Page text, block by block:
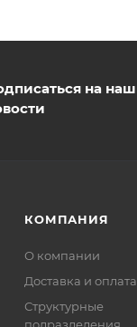
на
КОМПАНИЯ
О компании
Доставка и оплата
Структурные